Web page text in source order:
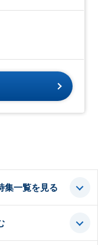
集一覧を見る